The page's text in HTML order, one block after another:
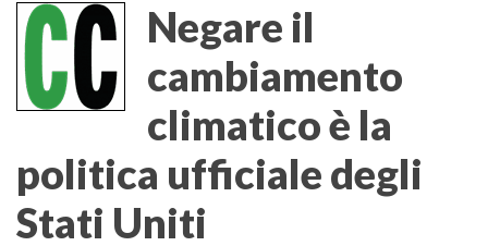
Negare il
cambiamento
climatico è la
politica ufficiale degli
Stati Uniti